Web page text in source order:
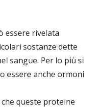
essere rivelata
sostanze dette
sangue. Per lo più si
essere anche ormoni
queste proteine